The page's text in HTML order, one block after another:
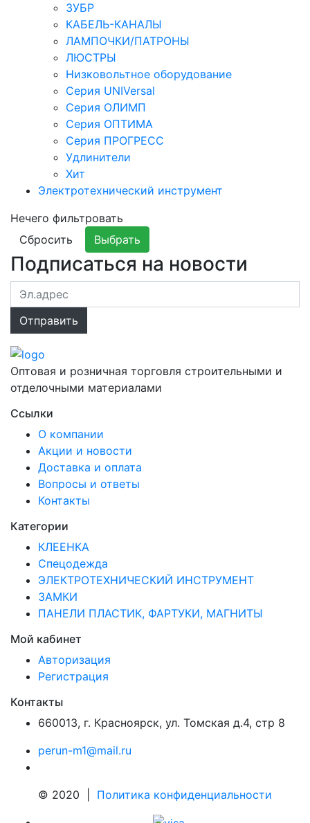
ЗУБР
КАБЕЛЬ-КАНАЛЫ
ЛАМПОЧКИ/ПАТРОНЫ
ЛЮСТРЫ
Низковольтное оборудование
Серия UNIVersal
Серия ОЛИМП
Серия ОПТИМА
Серия ПРОГРЕСС
Удлинители
Хит
Электротехнический инструмент
Нечего фильтровать
Сбросить
Выбрать
Подписаться на новости
Оптовая и розничная торговля строительными и
отделочными материалами
Ссылки
О компании
Акции и новости
Доставка и оплата
Вопросы и ответы
Контакты
Категории
КЛЕЕНКА
Спецодежда
ЭЛЕКТРОТЕХНИЧЕСКИЙ ИНСТРУМЕНТ
ЗАМКИ
ПАНЕЛИ ПЛАСТИК, ФАРТУКИ, МАГНИТЫ
Мой кабинет
Авторизация
Регистрация
Контакты
660013, г. Красноярск, ул. Томская д.4, стр 8
perun-m1@mail.ru
© 2020 | Политика конфиденциальности